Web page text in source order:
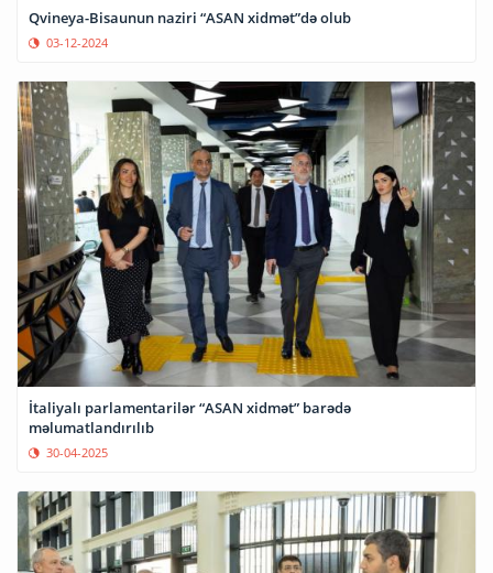
Qvineya-Bisaunun naziri “ASAN xidmət”də olub
03-12-2024
İtaliyalı parlamentarilər “ASAN xidmət” barədə
məlumatlandırılıb
30-04-2025